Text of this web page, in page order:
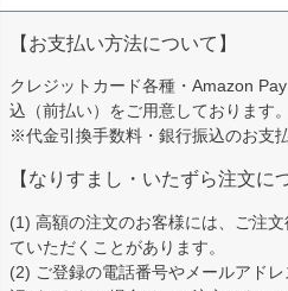
【お支払い方法について】
クレジットカード各種・Amazon
込（前払い）をご用意しております。
※代金引換手数料・銀行振込のお支
【なりすまし・いたずら注文に
(1) 高額の注文のお客様には、ご注
ていただくことがあります。
(2) ご登録の電話番号やメールアド